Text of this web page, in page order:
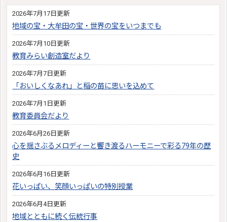
2026年7月17日更新
地域の宝・大牟田の宝・世界の宝をいつまでも
2026年7月10日更新
教育みらい創造室だより
2026年7月7日更新
「おいしくなあれ」と稲の苗に思いを込めて
2026年7月1日更新
教育委員会だより
2026年6月26日更新
心を揺さぶるメロディーと響き渡るハーモニーで彩る79年の歴
史
2026年6月16日更新
花いっぱい、笑顔いっぱいの特別授業
2026年6月4日更新
地域とともに続く伝統行事